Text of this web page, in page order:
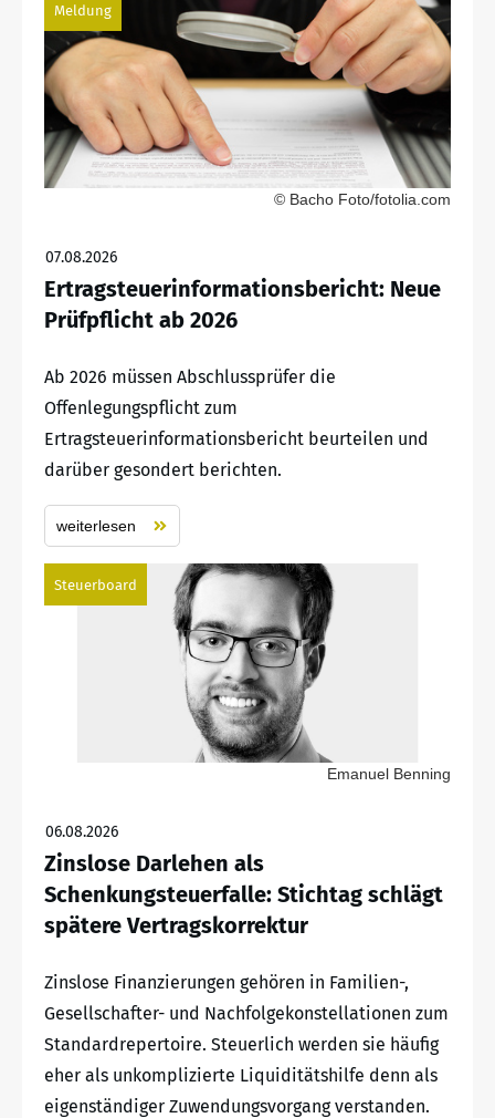
Meldung
© Bacho Foto/fotolia.com
07.08.2026
Ertragsteuerinformationsbericht: Neue
Prüfpflicht ab 2026
Ab 2026 müssen Abschlussprüfer die
Offenlegungspflicht zum
Ertragsteuerinformationsbericht beurteilen und
darüber gesondert berichten.
weiterlesen
Steuerboard
Emanuel Benning
06.08.2026
Zinslose Darlehen als
Schenkungsteuerfalle: Stichtag schlägt
spätere Vertragskorrektur
Zinslose Finanzierungen gehören in Familien-,
Gesellschafter- und Nachfolgekonstellationen zum
Standardrepertoire. Steuerlich werden sie häufig
eher als unkomplizierte Liquiditätshilfe denn als
eigenständiger Zuwendungsvorgang verstanden.